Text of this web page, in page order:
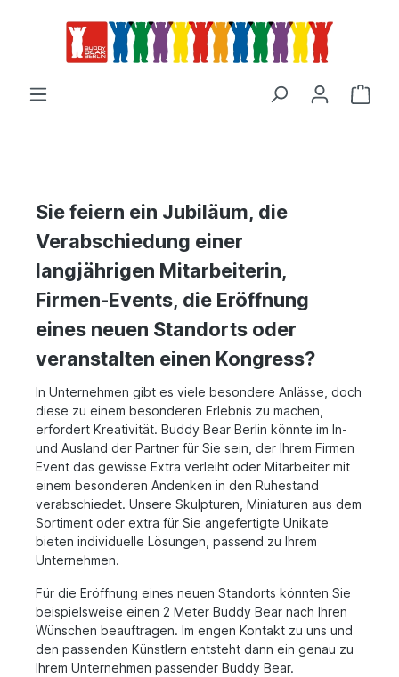
Sie feiern ein Jubiläum, die
Verabschiedung einer
langjährigen Mitarbeiterin,
Firmen-Events, die Eröffnung
eines neuen Standorts oder
veranstalten einen Kongress?
In Unternehmen gibt es viele besondere Anlässe, doch
diese zu einem besonderen Erlebnis zu machen,
erfordert Kreativität. Buddy Bear Berlin könnte im In-
und Ausland der Partner für Sie sein, der Ihrem Firmen
Event das gewisse Extra verleiht oder Mitarbeiter mit
einem besonderen Andenken in den Ruhestand
verabschiedet. Unsere Skulpturen, Miniaturen aus dem
Sortiment oder extra für Sie angefertigte Unikate
bieten individuelle Lösungen, passend zu Ihrem
Unternehmen.
Für die Eröffnung eines neuen Standorts könnten Sie
beispielsweise einen 2 Meter Buddy Bear nach Ihren
Wünschen beauftragen. Im engen Kontakt zu uns und
den passenden Künstlern entsteht dann ein genau zu
Ihrem Unternehmen passender Buddy Bear.